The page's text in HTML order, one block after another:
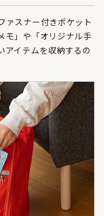
ァスナー付きポケット
モ」や「オリジナル手
アイテムを収納するの